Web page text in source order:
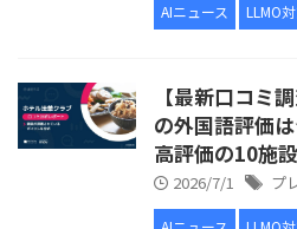
AIニュース LLMO
【最新口コミ
の外国語評価
高評価の10施設
2026/7/1 プ